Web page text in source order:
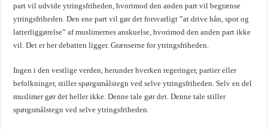
part vil udvide ytringsfriheden, hvorimod den anden part vil begrænse
ytringsfriheden. Den ene part vil gør det forsvarligt ”at drive hån, spot og
latterliggørelse” af muslimernes anskuelse, hvorimod den anden part ikke
vil. Det er her debatten ligger. Grænserne for ytringsfriheden.
Ingen i den vestlige verden, herunder hverken regeringer, partier eller
befolkninger, stiller spørgsmålstegn ved selve ytringsfriheden. Selv en del
muslimer gør det heller ikke. Denne tale gør det. Denne tale stiller
spørgsmålstegn ved selve ytringsfriheden.